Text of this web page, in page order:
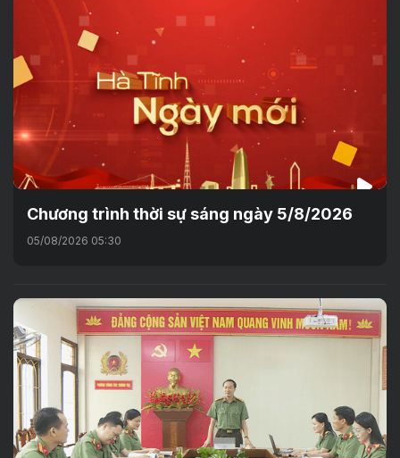
Chương trình thời sự sáng ngày 5/8/2026
05/08/2026 05:30